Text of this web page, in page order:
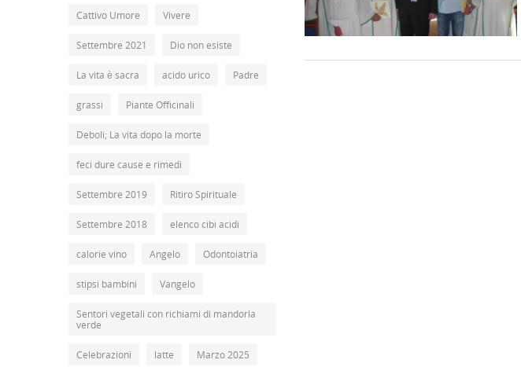
Cattivo Umore Vivere
Settembre 2021 Dio non esiste
La vita è sacra acido urico Padre
grassi Piante Officinali
Deboli; La vita dopo la morte
feci dure cause e rimedi
Settembre 2019 Ritiro Spirituale
Settembre 2018 elenco cibi acidi
calorie vino Angelo Odontoiatria
stipsi bambini Vangelo
Sentori vegetali con richiami di mandorla
verde
Celebrazioni latte Marzo 2025